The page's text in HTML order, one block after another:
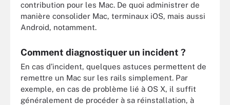
contribution pour les Mac. De quoi administrer de
manière consolider Mac, terminaux iOS, mais aussi
Android, notamment.
Comment diagnostiquer un incident ?
En cas d’incident, quelques astuces permettent de
remettre un Mac sur les rails simplement. Par
exemple, en cas de problème lié à OS X, il suffit
généralement de procéder à sa réinstallation, à